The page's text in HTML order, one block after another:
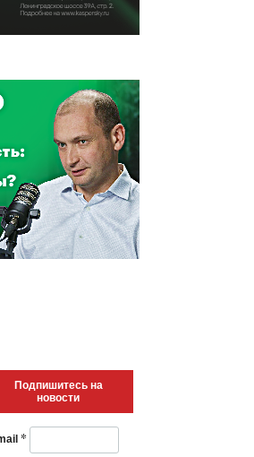
Подпишитесь на
новости
*